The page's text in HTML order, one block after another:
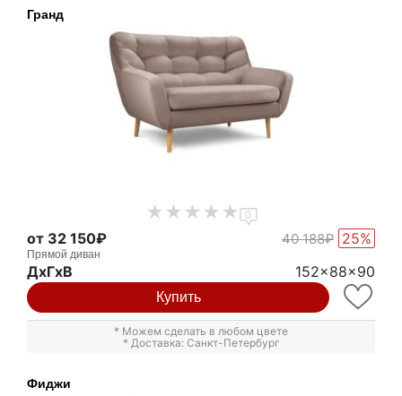
Гранд
0
от 32 150₽ 40 188₽ 25%
Прямой диван
ДxГxВ 152x88x90
Купить
* Можем сделать в любом цвете
* Доставка: Санкт-Петербург
Фиджи